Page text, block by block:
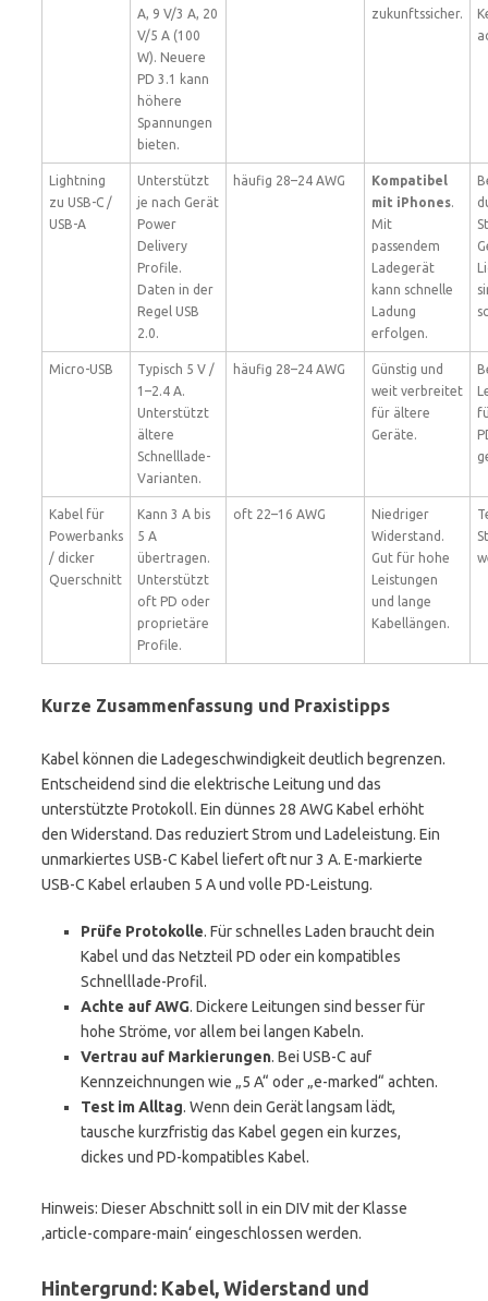
A, 9 V/3 A, 20
V/5 A (100
W). Neuere
PD 3.1 kann
höhere
Spannungen
bieten.
zukunftssicher.
Lightning
zu USB-C /
USB-A
Unterstützt
je nach Gerät
Power
Delivery
Profile.
Daten in der
Regel USB
2.0.
häufig 28–24 AWG
Kompatibel
mit iPhones.
Mit
passendem
Ladegerät
kann schnelle
Ladung
erfolgen.
Micro-USB
Typisch 5 V /
1–2.4 A.
Unterstützt
ältere
Schnelllade-
Varianten.
häufig 28–24 AWG
Günstig und
weit verbreitet
für ältere
Geräte.
Kabel für
Powerbanks
/ dicker
Querschnitt
Kann 3 A bis
5 A
übertragen.
Unterstützt
oft PD oder
proprietäre
Profile.
oft 22–16 AWG
Niedriger
Widerstand.
Gut für hohe
Leistungen
und lange
Kabellängen.
Kurze Zusammenfassung und Praxistipps
Kabel können die Ladegeschwindigkeit deutlich begrenzen.
Entscheidend sind die elektrische Leitung und das
unterstützte Protokoll. Ein dünnes 28 AWG Kabel erhöht
den Widerstand. Das reduziert Strom und Ladeleistung. Ein
unmarkiertes USB-C Kabel liefert oft nur 3 A. E-markierte
USB-C Kabel erlauben 5 A und volle PD-Leistung.
Prüfe Protokolle. Für schnelles Laden braucht dein
Kabel und das Netzteil PD oder ein kompatibles
Schnelllade-Profil.
Achte auf AWG. Dickere Leitungen sind besser für
hohe Ströme, vor allem bei langen Kabeln.
Vertrau auf Markierungen. Bei USB-C auf
Kennzeichnungen wie „5 A“ oder „e-marked“ achten.
Test im Alltag. Wenn dein Gerät langsam lädt,
tausche kurzfristig das Kabel gegen ein kurzes,
dickes und PD-kompatibles Kabel.
Hinweis: Dieser Abschnitt soll in ein DIV mit der Klasse
‚article-compare-main‘ eingeschlossen werden.
Hintergrund: Kabel, Widerstand und